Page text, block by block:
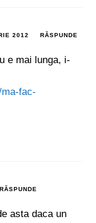
2012 RĂSPUNDE
e mai lunga, i-
fac-
RĂSPUNDE
asta daca un